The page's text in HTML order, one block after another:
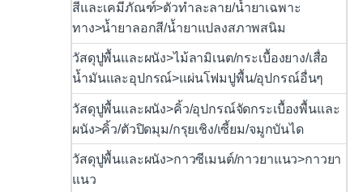
สีและเคมีภัณฑ์>ตัวทำละลาย/น้ำยาเฉพาะ
ทาง>น้ำยาลอกสี/น้ำยาแปลงสภาพสนิม
วัสดุปูพื้นและผนัง>ไม้ลามิเนต/กระเบื้องยาง/เสื่อ
น้ำมันและอุปกรณ์>แผ่นโฟมปูพื้น/อุปกรณ์อื่นๆ
วัสดุปูพื้นและผนัง>คิ้ว/อุปกรณ์จัดกระเบื้องพื้นและ
ผนัง>คิ้ว/ตัวปิดมุม/กรุยเชิง/เซี้ยม/จมูกบันได
วัสดุปูพื้นและผนัง>กาวซีเมนต์/กาวยาแนว>กาวยา
แนว